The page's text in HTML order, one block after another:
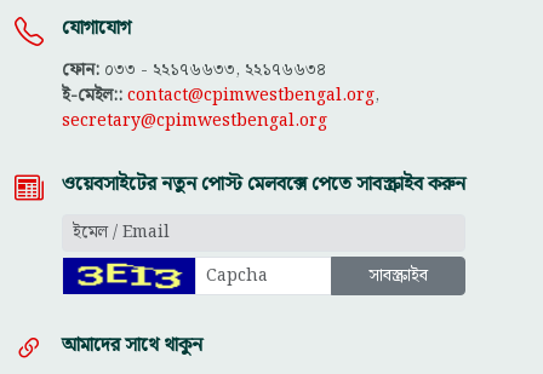
যোগাযোগ
ফোন: ০৩৩ - ২২১৭৬৬৩৩, ২২১৭৬৬৩৪
ই-মেইল::contact@cpimwestbengal.org,
secretary@cpimwestbengal.org
ওয়েবসাইটের নতুন পোস্ট মেলবক্সে পেতে সাবস্ক্রাইব করুন
আমাদের সাথে থাকুন